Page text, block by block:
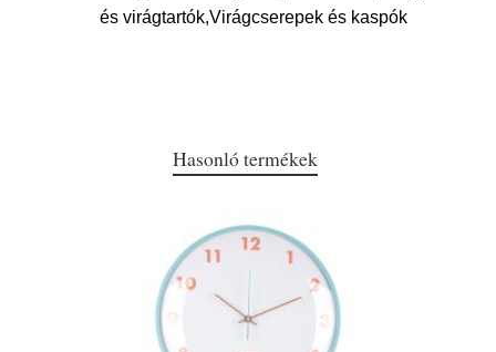
és virágtartók,Virágcserepek és kaspók
Hasonló termékek